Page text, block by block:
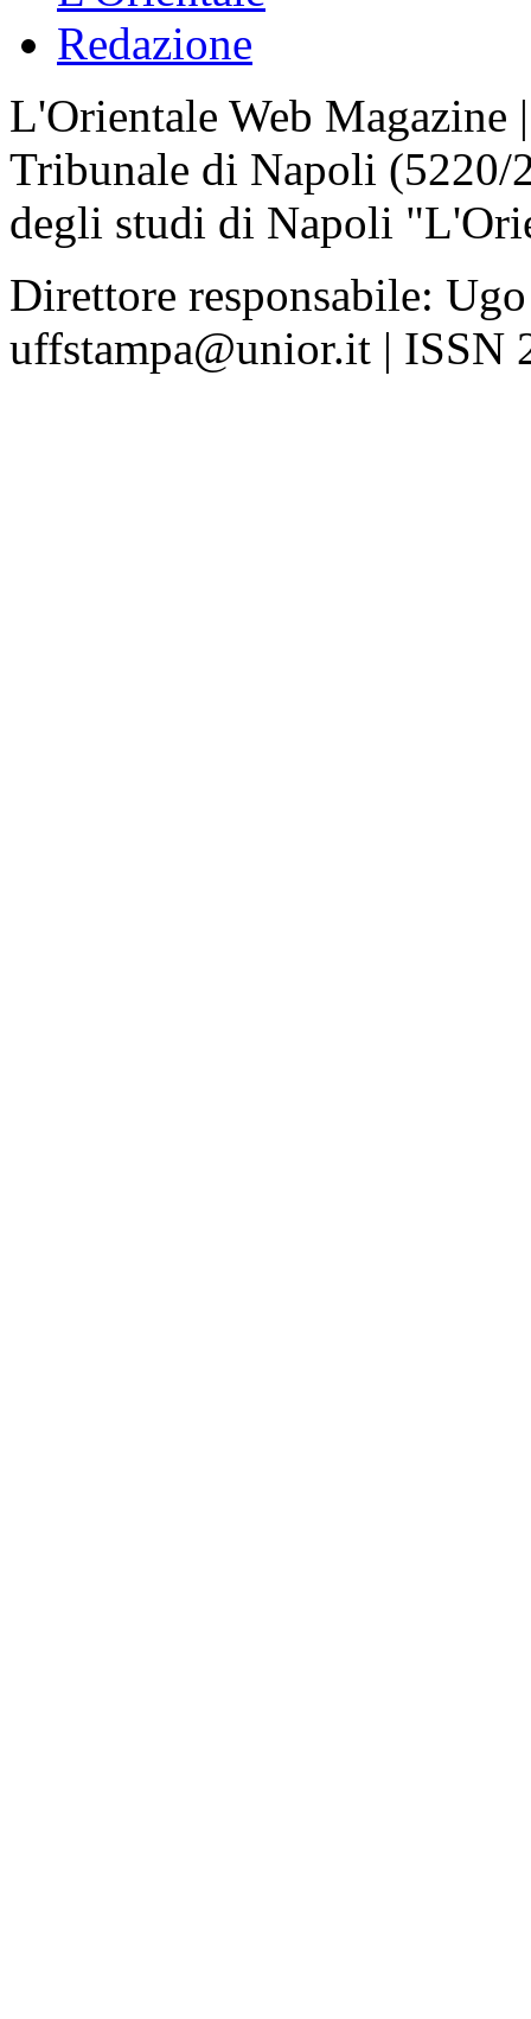
Redazione
L'Orientale Web Magazine
Tribunale di Napoli
degli studi di Napoli
Direttore responsabile:
uffstampa@unior.it | ISSN